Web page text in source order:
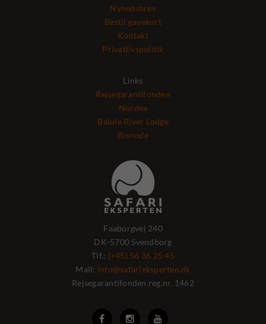
Nyhedsbrev
Bestil gavekort
Kontakt
Privatlivspolitik
Links
Rejsegarantifonden
Nordea
Balule River Lodge
Bisnode
Faaborgvej 240
DK-5700 Svendborg
Tlf.: (+45) 56 36 25 45
Mail: info@safarieksperten.dk
Rejsegarantifonden reg.nr. 1462
  